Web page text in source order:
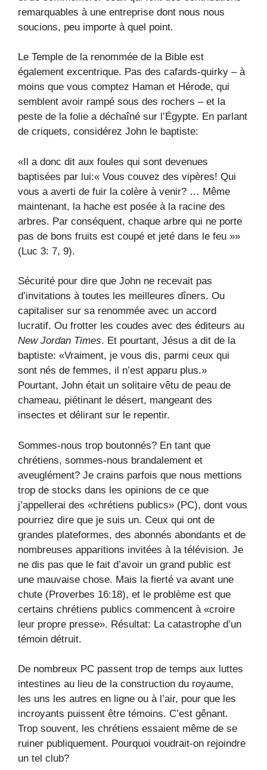
remarquables à une entreprise dont nous nous
soucions, peu importe à quel point.
Le Temple de la renommée de la Bible est
également excentrique. Pas des cafards-quirky – à
moins que vous comptez Haman et Hérode, qui
semblent avoir rampé sous des rochers – et la
peste de la folie a déchaîné sur l’Égypte. En parlant
de criquets, considérez John le baptiste:
«Il a donc dit aux foules qui sont devenues
baptisées par lui:« Vous couvez des vipères! Qui
vous a averti de fuir la colère à venir? … Même
maintenant, la hache est posée à la racine des
arbres. Par conséquent, chaque arbre qui ne porte
pas de bons fruits est coupé et jeté dans le feu »»
(Luc 3: 7, 9).
Sécurité pour dire que John ne recevait pas
d’invitations à toutes les meilleures dîners. Ou
capitaliser sur sa renommée avec un accord
lucratif. Ou frotter les coudes avec des éditeurs au
New Jordan Times. Et pourtant, Jésus a dit de la
baptiste: «Vraiment, je vous dis, parmi ceux qui
sont nés de femmes, il n’est apparu plus.»
Pourtant, John était un solitaire vêtu de peau de
chameau, piétinant le désert, mangeant des
insectes et délirant sur le repentir.
Sommes-nous trop boutonnés? En tant que
chrétiens, sommes-nous brandalement et
aveuglément? Je crains parfois que nous mettions
trop de stocks dans les opinions de ce que
j’appellerai des «chrétiens publics» (PC), dont vous
pourriez dire que je suis un. Ceux qui ont de
grandes plateformes, des abonnés abondants et de
nombreuses apparitions invitées à la télévision. Je
ne dis pas que le fait d’avoir un grand public est
une mauvaise chose. Mais la fierté va avant une
chute (Proverbes 16:18), et le problème est que
certains chrétiens publics commencent à «croire
leur propre presse». Résultat: La catastrophe d’un
témoin détruit.
De nombreux PC passent trop de temps aux luttes
intestines au lieu de la construction du royaume,
les uns les autres en ligne ou à l’air, pour que les
incroyants puissent être témoins. C’est gênant.
Trop souvent, les chrétiens essaient même de se
ruiner publiquement. Pourquoi voudrait-on rejoindre
un tel club?